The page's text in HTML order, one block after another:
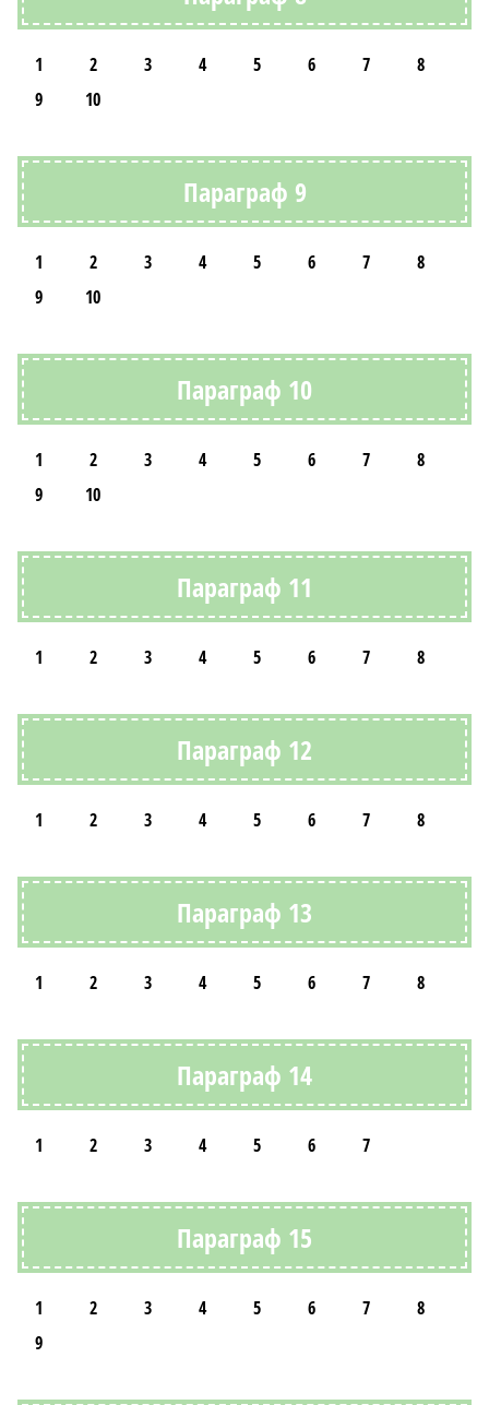
1 2 3 4 5 6 7
8
9
10
Параграф 9
1 2 3 4 5 6 7
8
9
10
Параграф 10
1 2 3 4 5 6 7
8
9
10
Параграф 11
1 2 3 4 5 6 7 8
Параграф 12
1 2 3 4 5 6 7 8
Параграф 13
1 2 3 4 5 6 7 8
Параграф 14
1 2 3 4 5 6 7
Параграф 15
1 2 3 4 5 6 7
8
9